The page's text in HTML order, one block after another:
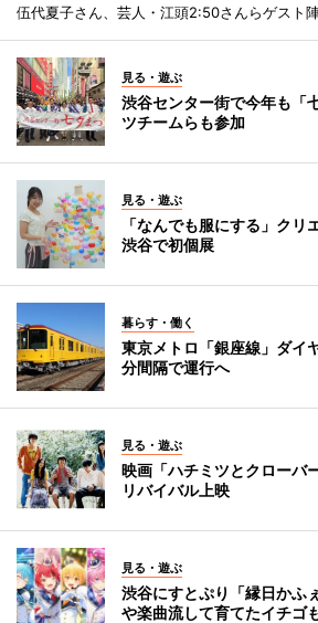
伍代夏子さん、芸人・江頭2:50さんらゲスト
見る・遊ぶ
渋谷センター街で今年も
ツチームらも参加
見る・遊ぶ
「なんでも服にする」クリ
渋谷で初個展
暮らす・働く
東京メトロ「銀座線」ダ
分間隔で運行へ
見る・遊ぶ
映画「ハチミツとクローバ
リバイバル上映
見る・遊ぶ
渋谷にすとぷり「縁日か
や楽曲流して育てたイチゴ